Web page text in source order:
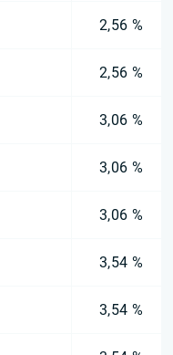
2,56 %
2,56 %
3,06 %
3,06 %
3,06 %
3,54 %
3,54 %